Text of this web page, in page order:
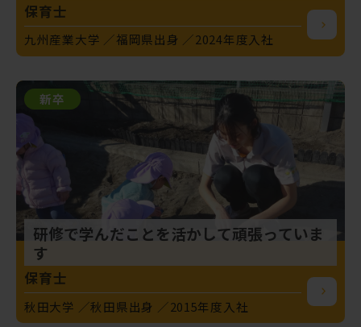
保育士
九州産業大学 福岡県出身 2024年度入社
新卒
研修で学んだことを活かして頑張っていま
す
保育士
秋田大学 秋田県出身 2015年度入社